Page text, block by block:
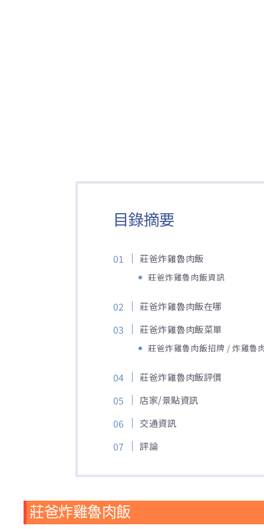
目錄摘要
莊爸炸雞魯肉飯
莊爸炸雞魯肉飯資訊
莊爸炸雞魯肉飯在哪
莊爸炸雞魯肉飯菜單
莊爸炸雞魯肉飯招牌 / 炸雞魯
莊爸炸雞魯肉飯評價
店家/景點資訊
交通資訊
評論
莊爸炸雞魯肉飯